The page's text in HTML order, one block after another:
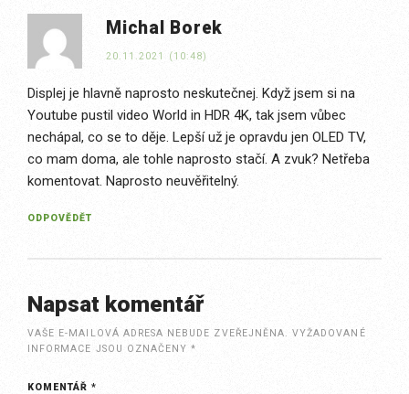
Michal Borek
20.11.2021 (10:48)
Displej je hlavně naprosto neskutečnej. Když jsem si na
Youtube pustil video World in HDR 4K, tak jsem vůbec
nechápal, co se to děje. Lepší už je opravdu jen OLED TV,
co mam doma, ale tohle naprosto stačí. A zvuk? Netřeba
komentovat. Naprosto neuvěřitelný.
ODPOVĚDĚT
Napsat komentář
VAŠE E-MAILOVÁ ADRESA NEBUDE ZVEŘEJNĚNA. VYŽADOVANÉ
INFORMACE JSOU OZNAČENY*
KOMENTÁŘ*